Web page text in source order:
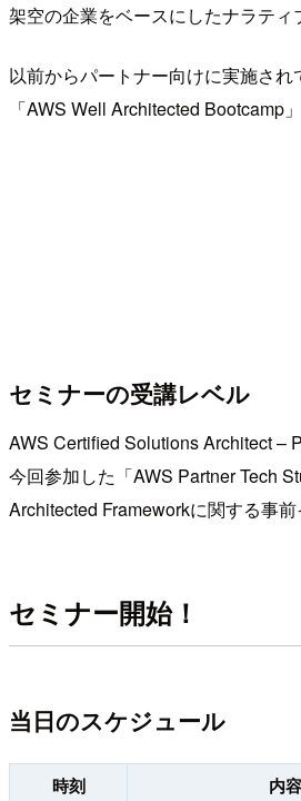
架空の企業をベースにしたナラティ
以前からパートナー向けに実施さ
「AWS Well Architected Bootcamp
セミナーの受講レベル
AWS Certified Solutions Architect –
今回参加した「AWS Partner Tech
Architected Frameworkに関する事
セミナー開始！
当日のスケジュール
時刻 内容